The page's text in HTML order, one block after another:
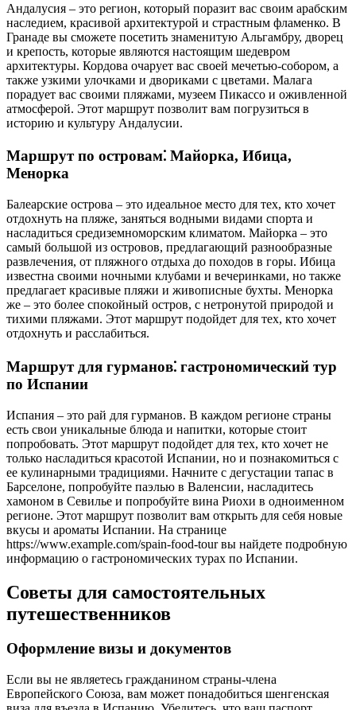
Андалусия – это регион, который поразит вас своим арабским
наследием, красивой архитектурой и страстным фламенко. В
Гранаде вы сможете посетить знаменитую Альгамбру, дворец
и крепость, которые являются настоящим шедевром
архитектуры. Кордова очарует вас своей мечетью-собором, а
также узкими улочками и двориками с цветами. Малага
порадует вас своими пляжами, музеем Пикассо и оживленной
атмосферой. Этот маршрут позволит вам погрузиться в
историю и культуру Андалусии.
Маршрут по островам⁚ Майорка, Ибица,
Менорка
Балеарские острова – это идеальное место для тех, кто хочет
отдохнуть на пляже, заняться водными видами спорта и
насладиться средиземноморским климатом. Майорка – это
самый большой из островов, предлагающий разнообразные
развлечения, от пляжного отдыха до походов в горы. Ибица
известна своими ночными клубами и вечеринками, но также
предлагает красивые пляжи и живописные бухты. Менорка
же – это более спокойный остров, с нетронутой природой и
тихими пляжами. Этот маршрут подойдет для тех, кто хочет
отдохнуть и расслабиться.
Маршрут для гурманов⁚ гастрономический тур
по Испании
Испания – это рай для гурманов. В каждом регионе страны
есть свои уникальные блюда и напитки, которые стоит
попробовать. Этот маршрут подойдет для тех, кто хочет не
только насладиться красотой Испании, но и познакомиться с
ее кулинарными традициями. Начните с дегустации тапас в
Барселоне, попробуйте паэлью в Валенсии, насладитесь
хамоном в Севилье и попробуйте вина Риохи в одноименном
регионе. Этот маршрут позволит вам открыть для себя новые
вкусы и ароматы Испании. На странице
https://www.example.com/spain-food-tour вы найдете подробную
информацию о гастрономических турах по Испании.
Советы для самостоятельных
путешественников
Оформление визы и документов
Если вы не являетесь гражданином страны-члена
Европейского Союза, вам может понадобиться шенгенская